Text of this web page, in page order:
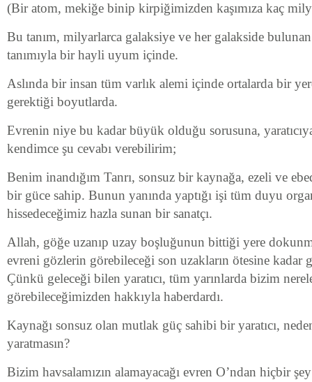
(Bir atom, mekiğe binip kirpiğimizden kaşımıza kaç
Bu tanım, milyarlarca galaksiye ve her galakside
tanımıyla bir hayli uyum içinde.
Aslında bir insan tüm varlık alemi içinde ortalarda bir
gerektiği boyutlarda.
Evrenin niye bu kadar büyük olduğu sorusuna,
kendimce şu cevabı verebilirim;
Benim inandığım Tanrı, sonsuz bir kaynağa, ezeli ve
bir güce sahip. Bunun yanında yaptığı işi tüm duyu
hissedeceğimiz hazla sunan bir sanatçı.
Allah, göğe uzanıp uzay boşluğunun bittiği yere
evreni gözlerin görebileceği son uzakların ötesine kadar
Çünkü geleceği bilen yaratıcı, tüm yarınlarda bizim
görebileceğimizden hakkıyla haberdardı.
Kaynağı sonsuz olan mutlak güç sahibi bir yaratıcı,
yaratmasın?
Bizim havsalamızın alamayacağı evren O’ndan hiçbir